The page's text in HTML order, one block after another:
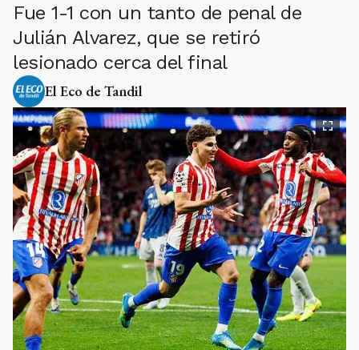
Fue 1-1 con un tanto de penal de
Julián Alvarez, que se retiró
lesionado cerca del final
El Eco de Tandil